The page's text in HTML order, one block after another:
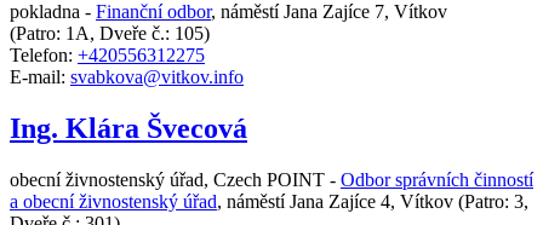
pokladna - Finanční odbor, náměstí Jana Zajíce 7, Vítkov
(Patro: 1A, Dveře č.: 105)
Telefon: +420556312275
E-mail: svabkova@vitkov.info
Ing. Klára Švecová
obecní živnostenský úřad, Czech POINT - Odbor správních činností
a obecní živnostenský úřad, náměstí Jana Zajíce 4, Vítkov (Patro: 3,